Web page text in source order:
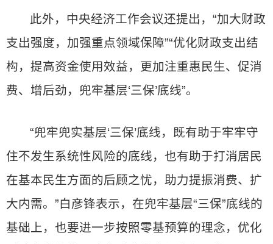
此外，中央经济工作会议还提出，“加大财政
支出强度，加强重点领域保障”“优化财政支出结
构，提高资金使用效益，更加注重惠民生、促消
费、增后劲，兜牢基层‘三保’底线”。
“兜牢兜实基层‘三保’底线，既有助于牢牢守
住不发生系统性风险的底线，也有助于打消居民
在基本民生方面的后顾之忧，助力提振消费、扩
大内需。”白彦锋表示，在兜牢基层“三保”底线的
基础上，也要进一步按照零基预算的理念，优化